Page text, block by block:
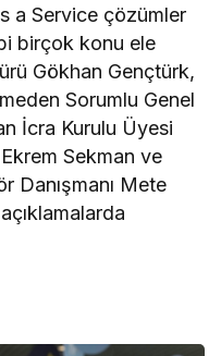
a Service çözümler
birçok konu ele
Gökhan Gençtürk,
Sorumlu Genel
İcra Kurulu Üyesi
Sekman ve
Danışmanı Mete